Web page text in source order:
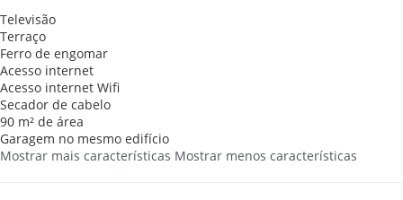
Televisão
Terraço
Ferro de engomar
Acesso internet
Acesso internet Wifi
Secador de cabelo
90 m² de área
Garagem no mesmo edifício
Mostrar mais características Mostrar menos características